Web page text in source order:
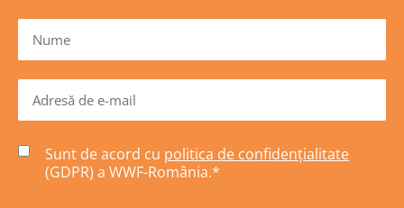
Sunt de acord cu politica de confidențialitate
(GDPR) a WWF-România.*